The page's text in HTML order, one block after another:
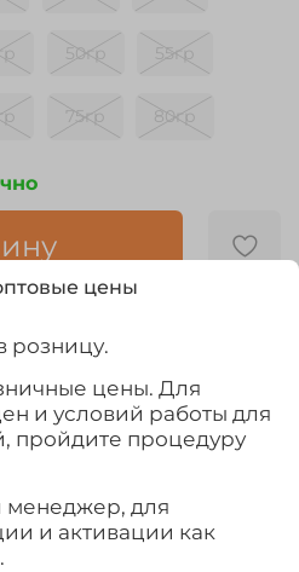
50гр 55гр
75гр 80гр
цены
розницу.
цены. Для
и условий работы для
пройдите процедуру
менеджер, для
и активации как